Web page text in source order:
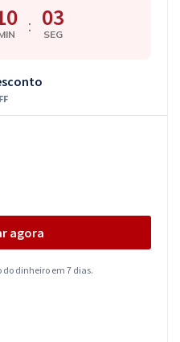
: 02
SEG
agora
dinheiro em 7 dias.